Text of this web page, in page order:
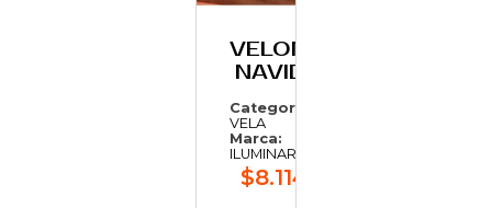
VELONCITO
NAVIDENO
Categoría:
VELA
Marca:
ILUMINARTE
$8.114,36